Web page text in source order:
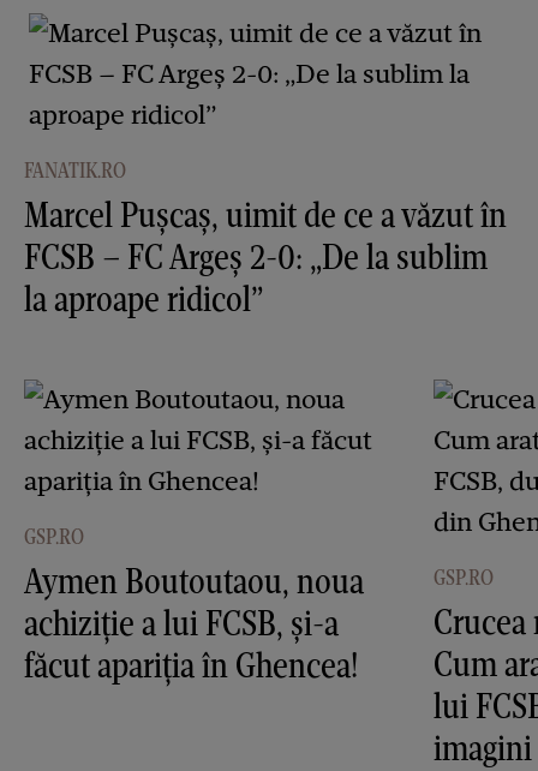
FANATIK.RO
Marcel Pușcaș, uimit de ce a văzut în
FCSB – FC Argeș 2-0: „De la sublim
la aproape ridicol”
GSP.RO
Aymen Boutoutaou, noua
achiziție a lui FCSB, și-a
făcut apariția în Ghencea!
GSP.RO
Crucea
Cum
lui
imagini